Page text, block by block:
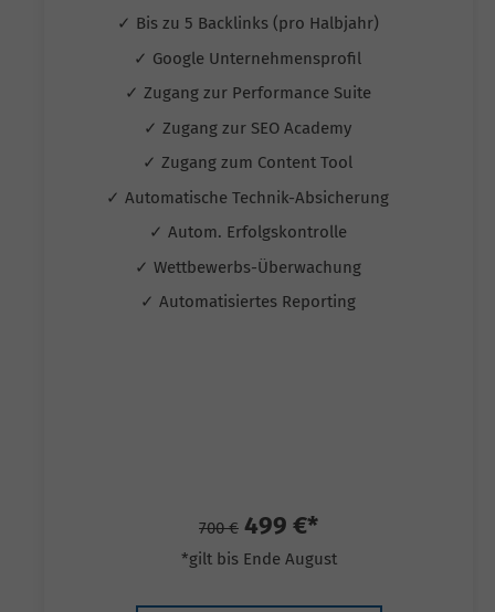
✓ Bis zu 5 Backlinks (pro Halbjahr)
✓ Google Unternehmensprofil
✓ Zugang zur Performance Suite
✓ Zugang zur SEO Academy
✓ Zugang zum Content Tool
✓ Automatische Technik-Absicherung
✓ Autom. Erfolgskontrolle
✓ Wettbewerbs-Überwachung
✓ Automatisiertes Reporting
700 € 499 €*
*gilt bis Ende August